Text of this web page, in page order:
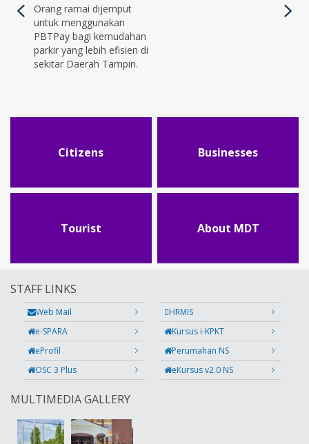
Orang ramai dijemput
untuk menggunakan
PBTPay bagi kemudahan
parkir yang lebih efisien di
sekitar Daerah Tampin.
Citizens Businesses
Tourist About MDT
STAFF LINKS
Web Mail
HRMIS
e-SPARA
Kursus i-KPKT
eProfil
Perumahan NS
OSC 3 Plus
eKursus v2.0 NS
MULTIMEDIA GALLERY